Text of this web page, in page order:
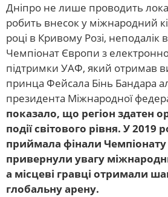
Дніпро не лише проводить
робить внесок у міжнародний
році в Кривому Розі, неподалік
Чемпіонат Європи з
підтримки УАФ, який отримав
принца Фейсала Бінь Бандара
президента Міжнародної
показало, що регіон здатен
події світового рівня. У 2019
приймала фінали Чемпіонату
привернули увагу
а місцеві гравці отримали
глобальну арену.